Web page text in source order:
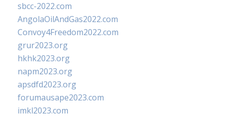
sbcc-2022.com
AngolaOilAndGas2022.com
Convoy4Freedom2022.com
grur2023.org
hkhk2023.org
napm2023.org
apsdfd2023.org
forumausape2023.com
imkl2023.com